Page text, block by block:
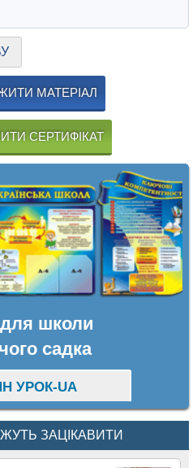
МАТЕРІАЛ
СЕРТИФІКАТ
школи
садка
УРОК-UA
ЗАЦІКАВИТИ